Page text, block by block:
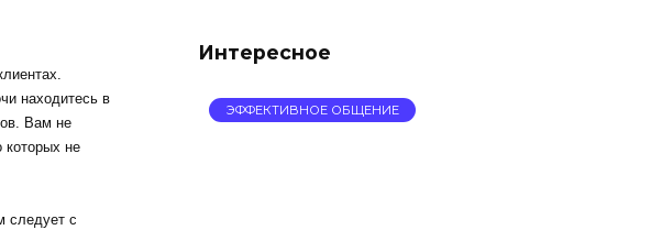
находитесь в
Вам не
которых не
следует с
Интересное
ЭФФЕКТИВНОЕ ОБЩЕНИЕ